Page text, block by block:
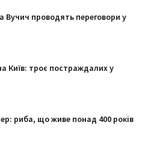
Вучич проводять переговори у
Київ: троє постраждалих у
риба, що живе понад 400 років